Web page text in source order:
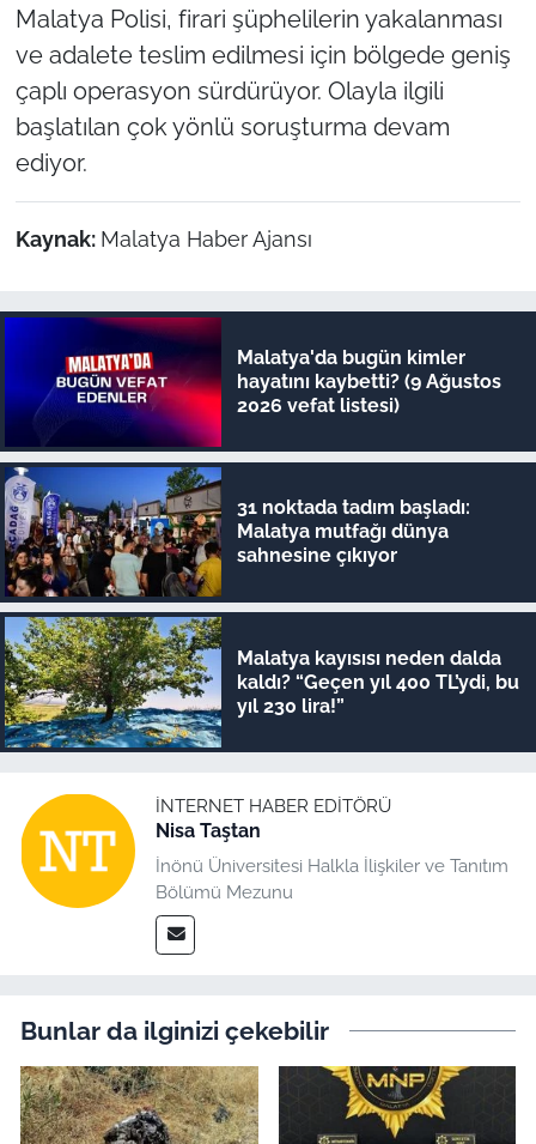
Malatya Polisi, firari şüphelilerin yakalanması
ve adalete teslim edilmesi için bölgede geniş
çaplı operasyon sürdürüyor. Olayla ilgili
başlatılan çok yönlü soruşturma devam
ediyor.
Kaynak: Malatya Haber Ajansı
Malatya'da bugün kimler
hayatını kaybetti? (9 Ağustos
2026 vefat listesi)
31 noktada tadım başladı:
Malatya mutfağı dünya
sahnesine çıkıyor
Malatya kayısısı neden dalda
kaldı? “Geçen yıl 400 TL’ydi, bu
yıl 230 lira!”
İNTERNET HABER EDITÖRÜ
Nisa Taştan
İnönü Üniversitesi Halkla İlişkiler ve Tanıtım
Bölümü Mezunu
Bunlar da ilginizi çekebilir